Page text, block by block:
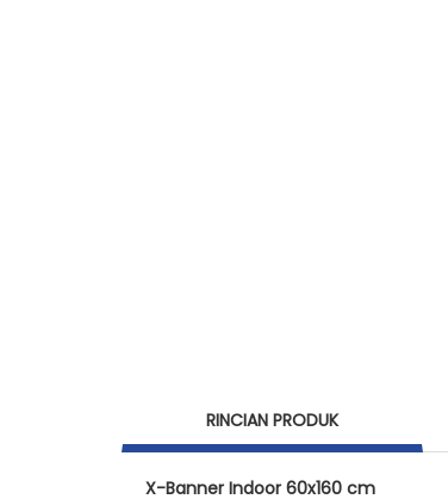
RINCIAN PRODUK
X-Banner Indoor 60x160 cm